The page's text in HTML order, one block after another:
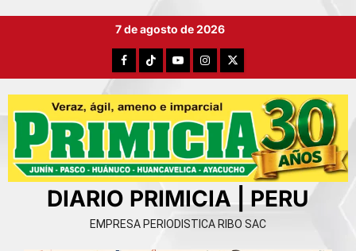
7 de agosto de 2026
FacebookTikTokYouTubeInstagram
X
DIARIO PRIMICIA | PERU
EMPRESA PERIODISTICA RIBO SAC